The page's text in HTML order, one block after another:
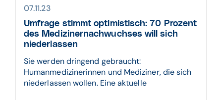
07.11.23
Umfrage stimmt optimistisch: 70 Prozent
des Medizinernachwuchses will sich
niederlassen
Sie werden dringend gebraucht:
Humanmedizinerinnen und Mediziner, die sich
niederlassen wollen. Eine aktuelle